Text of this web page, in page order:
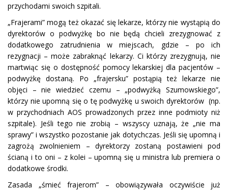
przychodami swoich szpitali.
„Frajerami” mogą też okazać się lekarze, którzy nie wystąpią do
dyrektorów o podwyżkę bo nie będą chcieli zrezygnować z
dodatkowego zatrudnienia w miejscach, gdzie – po ich
rezygnacji – może zabraknąć lekarzy. Ci którzy zrezygnują, nie
martwiąc się o dostępność pomocy lekarskiej dla pacjentów –
podwyżkę dostaną. Po „frajersku” postąpią też lekarze nie
objęci – nie wiedzieć czemu – „podwyżką Szumowskiego”,
którzy nie upomną się o tę podwyżkę u swoich dyrektorów (np.
w przychodniach AOS prowadzonych przez inne podmioty niż
szpitale). Jeśli tego nie zrobią – wszyscy uznają, że „nie ma
sprawy” i wszystko pozostanie jak dotychczas. Jeśli się upomną i
zagrożą zwolnieniem – dyrektorzy zostaną postawieni pod
ścianą i to oni – z kolei – upomną się u ministra lub premiera o
dodatkowe środki.
Zasada „śmieć frajerom” – obowiązywała oczywiście już